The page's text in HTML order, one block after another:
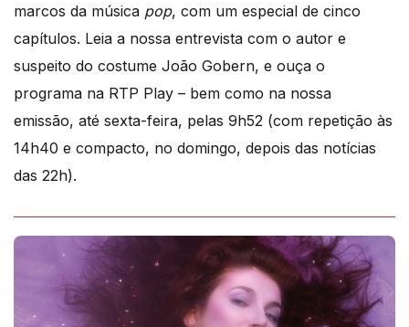
marcos da música pop, com um especial de cinco
capítulos. Leia a nossa entrevista com o autor e
suspeito do costume João Gobern, e ouça o
programa na RTP Play – bem como na nossa
emissão, até sexta-feira, pelas 9h52 (com repetição às
14h40 e compacto, no domingo, depois das notícias
das 22h).